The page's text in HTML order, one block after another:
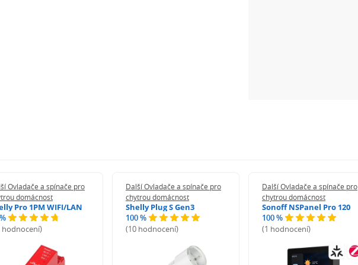
Ovladače a spínače pro
domácnost
Pro 1PM WIFI/LAN
hodnocení)
Další Ovladače a spínače pro
chytrou domácnost
Shelly Plug S Gen3
100 %
(10 hodnocení)
Další Ovladače a spínače pro
chytrou domácnost
Sonoff NSPanel Pro 120
100 %
(1 hodnocení)